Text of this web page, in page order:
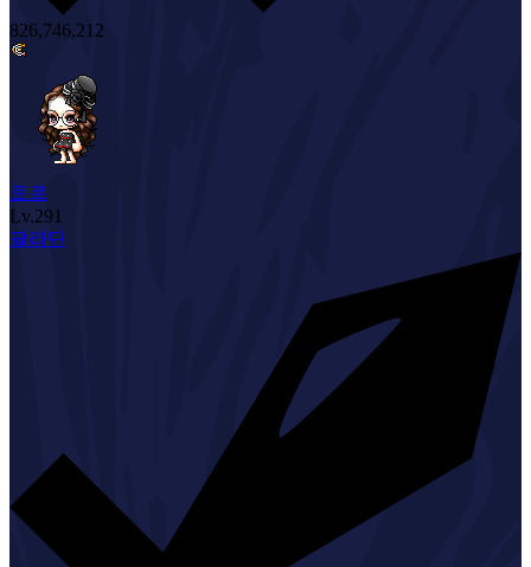
826,746,212
토르
Lv.291
팔라딘